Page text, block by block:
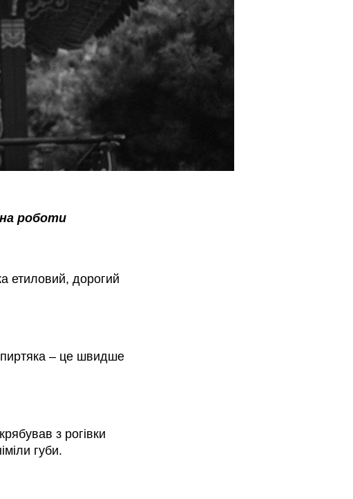
роботи
етиловий, дорогий
– це швидше
з рогівки
губи.